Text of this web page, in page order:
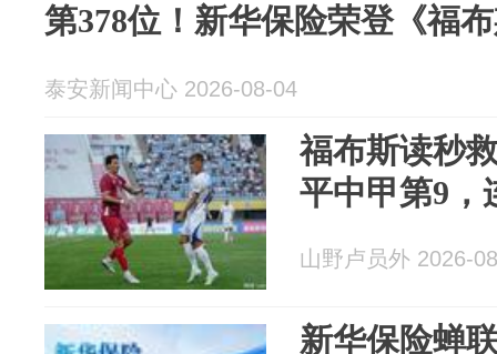
第378位！新华保险荣登《福
泰安新闻中心 2026-08-04
福布斯读秒
平中甲第9，
山野卢员外 2026-
新华保险蝉